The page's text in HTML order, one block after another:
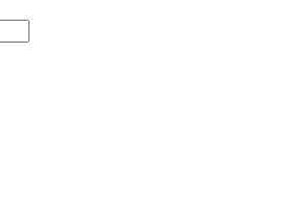
Search